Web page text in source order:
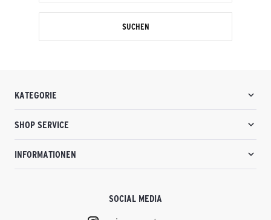
SUCHEN
KATEGORIE
SHOP SERVICE
INFORMATIONEN
SOCIAL MEDIA